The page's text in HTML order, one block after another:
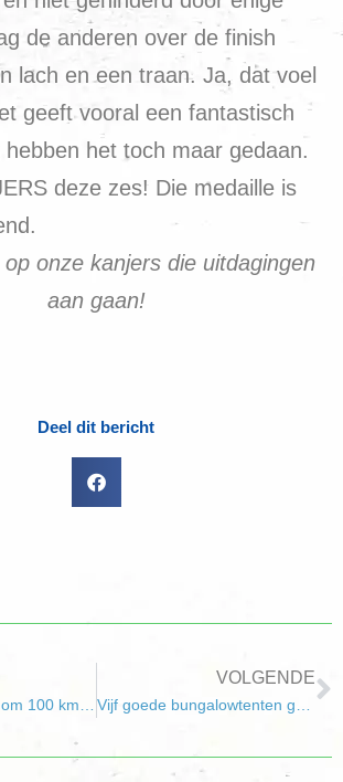
de anderen over de finish
lach en een traan. Ja, dat voel
geeft vooral een fantastisch
het toch maar gedaan.
deze zes! Die medaille is
onze kanjers die uitdagingen
aan gaan!
Deel dit bericht
VOLGENDE